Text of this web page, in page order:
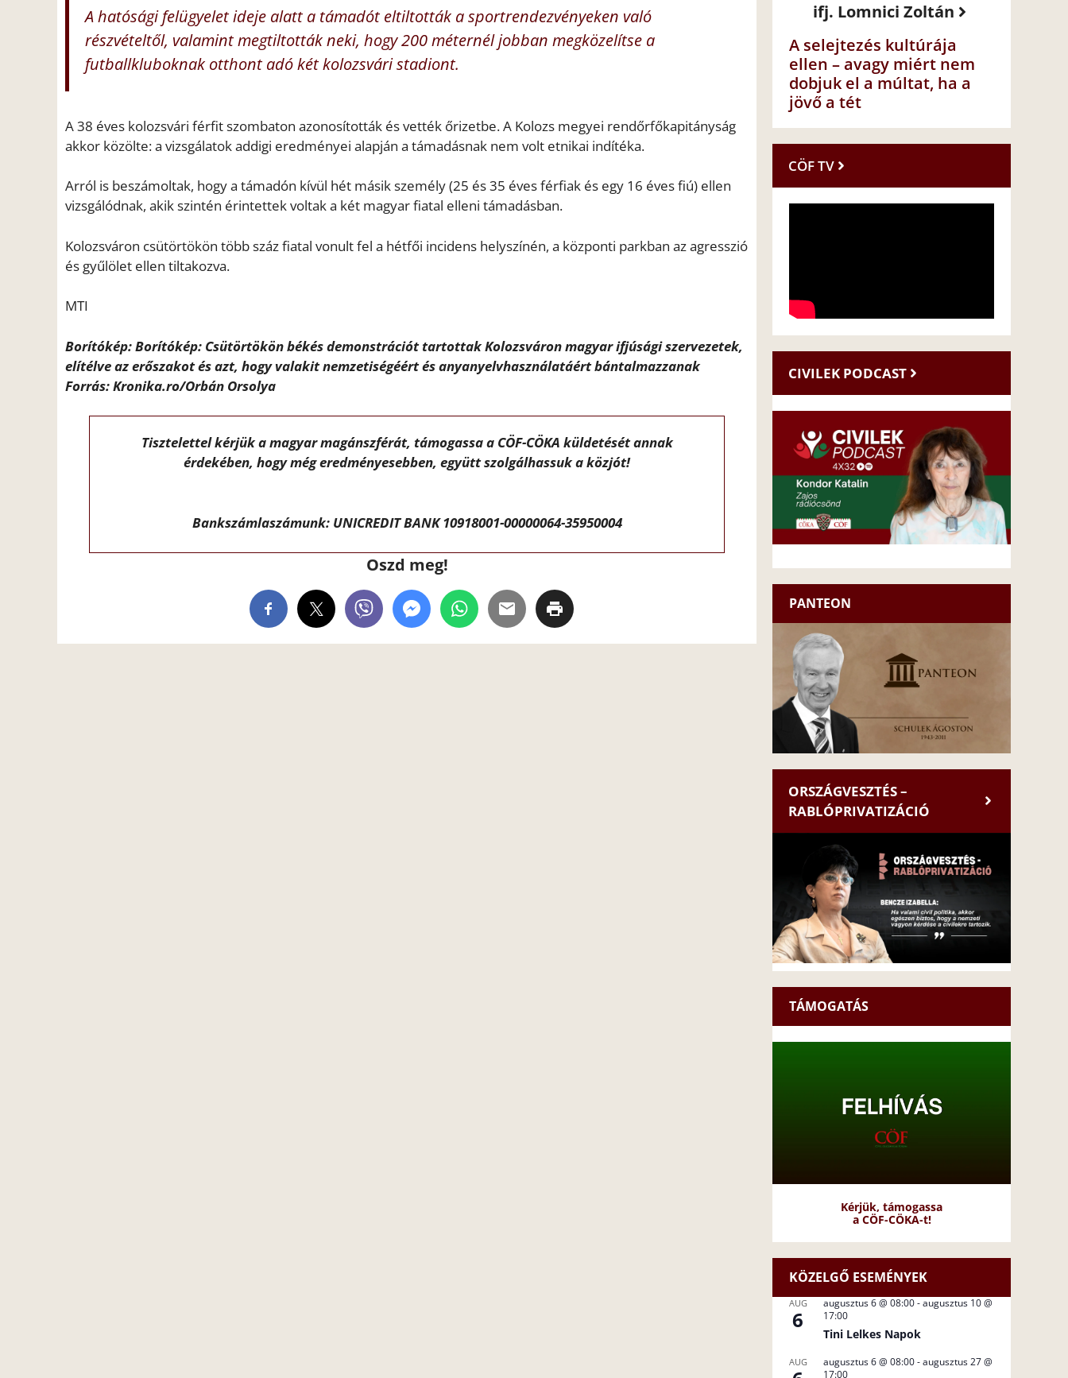
A hatósági felügyelet ideje alatt a támadót eltiltották a sportrendezvényeken való
részvételtől, valamint megtiltották neki, hogy 200 méternél jobban megközelítse a
futballkluboknak otthont adó két kolozsvári stadiont.
A 38 éves kolozsvári férfit szombaton azonosították és vették őrizetbe. A Kolozs megyei rendőrfőkapitányság
akkor közölte: a vizsgálatok addigi eredményei alapján a támadásnak nem volt etnikai indítéka.
Arról is beszámoltak, hogy a támadón kívül hét másik személy (25 és 35 éves férfiak és egy 16 éves fiú) ellen
vizsgálódnak, akik szintén érintettek voltak a két magyar fiatal elleni támadásban.
Kolozsváron csütörtökön több száz fiatal vonult fel a hétfői incidens helyszínén, a központi parkban az agresszió
és gyűlölet ellen tiltakozva.
MTI
Borítókép: Borítókép: Csütörtökön békés demonstrációt tartottak Kolozsváron magyar ifjúsági szervezetek,
elítélve az erőszakot és azt, hogy valakit nemzetiségéért és anyanyelvhasználatáért bántalmazzanak
Forrás: Kronika.ro/Orbán Orsolya
Tisztelettel kérjük a magyar magánszférát, támogassa a CÖF-CÖKA küldetését annak
érdekében, hogy még eredményesebben, együtt szolgálhassuk a közjót!
Bankszámlaszámunk: UNICREDIT BANK 10918001-00000064-35950004
Oszd meg!
ifj. Lomnici Zoltán
A selejtezés kultúrája
ellen – avagy miért nem
dobjuk el a múltat, ha a
jövő a tét
CÖF TV
CIVILEK PODCAST
PANTEON
ORSZÁGVESZTÉS –
RABLÓPRIVATIZÁCIÓ
TÁMOGATÁS
Kérjük, támogassa
a CÖF-CÖKA-t!
KÖZELGŐ ESEMÉNYEK
AUG
6
augusztus 6 @ 08:00-augusztus 10 @
17:00
Tini Lelkes Napok
AUG augusztus 6 @ 08:00-augusztus 27 @
17:00